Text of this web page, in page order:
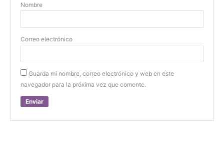
Nombre
Correo electrónico
Guarda mi nombre, correo electrónico y web en este
navegador para la próxima vez que comente.